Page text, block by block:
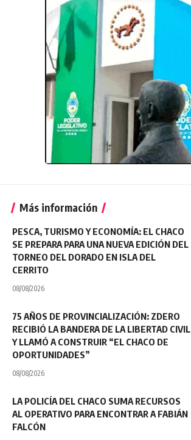
Más información
PESCA, TURISMO Y ECONOMÍA: EL CHACO
SE PREPARA PARA UNA NUEVA EDICIÓN DEL
TORNEO DEL DORADO EN ISLA DEL
CERRITO
08/08/2026
75 AÑOS DE PROVINCIALIZACIÓN: ZDERO
RECIBIÓ LA BANDERA DE LA LIBERTAD CIVIL
Y LLAMÓ A CONSTRUIR “EL CHACO DE
OPORTUNIDADES”
08/08/2026
LA POLICÍA DEL CHACO SUMA RECURSOS
AL OPERATIVO PARA ENCONTRAR A FABIÁN
FALCÓN